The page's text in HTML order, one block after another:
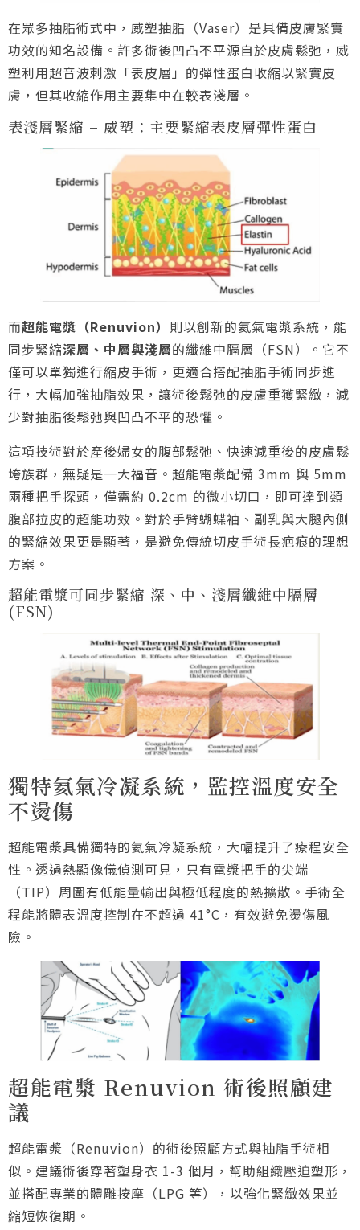
在眾多抽脂術式中，威塑抽脂（Vaser）是具備皮膚緊實
功效的知名設備。許多術後凹凸不平源自於皮膚鬆弛，威
塑利用超音波刺激「表皮層」的彈性蛋白收縮以緊實皮
膚，但其收縮作用主要集中在較表淺層。
表淺層緊縮 – 威塑：主要緊縮表皮層彈性蛋白
而超能電漿（Renuvion） 則以創新的氦氣電漿系統，能
同步緊縮深層、中層與淺層的纖維中膈層（FSN）。它不
僅可以單獨進行縮皮手術，更適合搭配抽脂手術同步進
行，大幅加強抽脂效果，讓術後鬆弛的皮膚重獲緊緻，減
少對抽脂後鬆弛與凹凸不平的恐懼。
這項技術對於產後婦女的腹部鬆弛、快速減重後的皮膚鬆
垮族群，無疑是一大福音。超能電漿配備 3mm 與 5mm
兩種把手探頭，僅需約 0.2cm 的微小切口，即可達到類
腹部拉皮的超能功效。對於手臂蝴蝶袖、副乳與大腿內側
的緊縮效果更是顯著，是避免傳統切皮手術長疤痕的理想
方案。
超能電漿可同步緊縮 深、中、淺層纖維中膈層
(FSN)
獨特氦氣冷凝系統，監控溫度安全
不燙傷
超能電漿具備獨特的氦氣冷凝系統，大幅提升了療程安全
性。透過熱顯像儀偵測可見，只有電漿把手的尖端
（TIP）周圍有低能量輸出與極低程度的熱擴散。手術全
程能將體表溫度控制在不超過 41°C，有效避免燙傷風
險。
超能電漿 Renuvion 術後照顧建
議
超能電漿（Renuvion）的術後照顧方式與抽脂手術相
似。建議術後穿著塑身衣 1-3 個月，幫助組織壓迫塑形，
並搭配專業的體雕按摩（LPG 等），以強化緊緻效果並
縮短恢復期。